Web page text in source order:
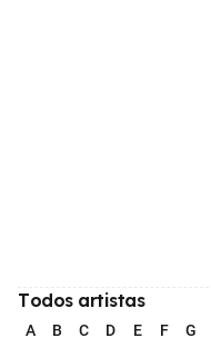
Todos artistas
A B C D E F G